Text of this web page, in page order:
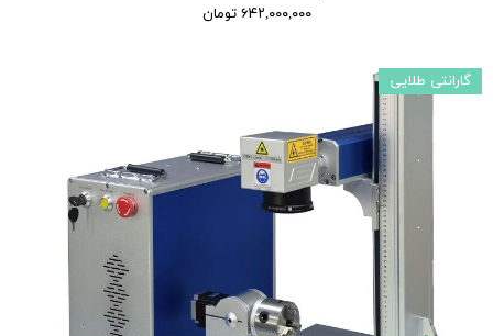
۶۴۲,۰۰۰,۰۰۰ تومان
گارانتی طلایی